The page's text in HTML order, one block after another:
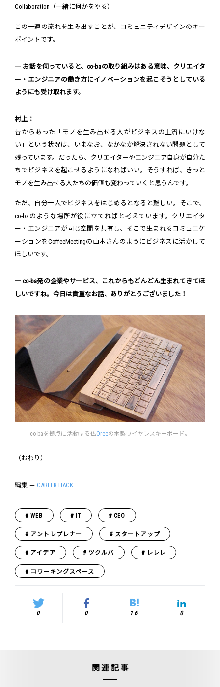
Collaboration（一緒に何かをやる）
この一連の流れを生み出すことが、コミュニティデザインのキー
ポイントです。
― お話を伺っていると、co-baの取り組みはある意味、クリエイタ
ー・エンジニアの働き方にイノベーションを起こそうとしている
ようにも受け取れます。
村上：
昔からあった「モノを生み出せる人がビジネスの上流にいけな
い」という状況は、いまなお、なかなか解決されない問題として
残っています。だったら、クリエイターやエンジニア自身が自分た
ちでビジネスを起こせるようになればいい。そうすれば、きっと
モノを生み出せる人たちの価値も変わっていくと思うんです。
ただ、自分一人でビジネスをはじめるとなると難しい。そこで、
co-baのような場所が役に立てればと考えています。クリエイタ
ー・エンジニアが同じ空間を共有し、そこで生まれるコミュニケ
ーションをCoffeeMeetingの山本さんのようにビジネスに活かして
ほしいです。
― co-ba発の企業やサービス、これからもどんどん生まれてきてほ
しいですね。今日は貴重なお話、ありがとうございました！
co-baを拠点に活動する仏Oreeの木製ワイヤレスキーボード。
（おわり）
編集 ＝ CAREER HACK
WEB IT CEO
アントレプレナー スタートアップ
アイデア ツクルバ レレレ
コワーキングスペース
0 0 16 0
関連記事